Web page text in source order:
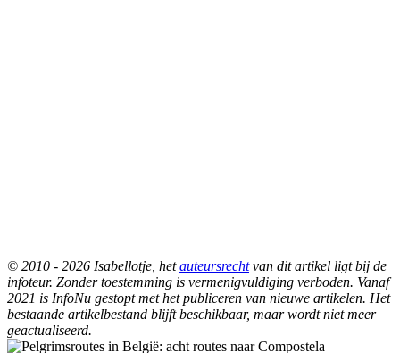
© 2010 - 2026 Isabellotje, hetauteursrechtvan dit artikel ligt bij de
infoteur. Zonder toestemming is vermenigvuldiging verboden. Vanaf
2021 is InfoNu gestopt met het publiceren van nieuwe artikelen. Het
bestaande artikelbestand blijft beschikbaar, maar wordt niet meer
geactualiseerd.